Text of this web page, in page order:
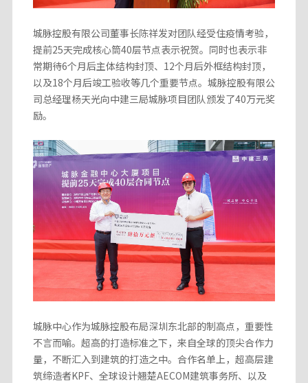
城脉控股有限公司董事长陈祥发对团队经受住疫情考验，
提前25天完成核心筒40层节点表示祝贺。同时也表示非
常期待6个月后主体结构封顶、12个月后外框结构封顶，
以及18个月后竣工验收等几个重要节点。城脉控股有限公
司总经理杨天光向中建三局城脉项目团队颁发了40万元奖
励。
城脉中心作为城脉控股布局深圳东北部的制高点，重要性
不言而喻。超高的打造标准之下，来自全球的顶尖合作力
量，不断汇入到建筑的打造之中。合作名单上，超高层建
筑缔造者KPF、全球设计翘楚AECOM建筑事务所、以及